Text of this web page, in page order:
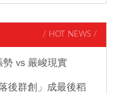
/ HOT NEWS /
vs 嚴峻現實
後群創」成最後稻